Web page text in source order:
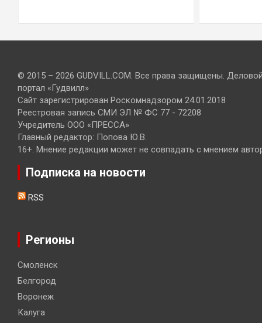
© 2015 – 2026 GUDVILL.COM. Все права защищены.
портал «Гудвилл»
Сайт зарегистрирован Роскомнадзором 24.01.2018
Реестровая запись СМИ ЭЛ № ФС 77 - 72208
Учредитель ООО «ПРЕССА»
Главный редактор: Попова Ю.В.
16+. Мнение редакции может не совпадать с мнением
Подписка на новости
RSS
Регионы
Смоленск
Белгород
Воронеж
Калуга